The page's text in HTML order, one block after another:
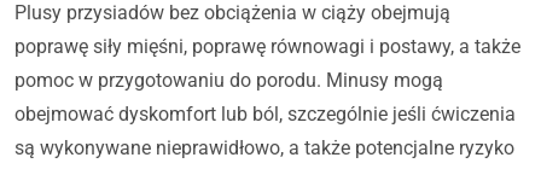
Plusy przysiadów bez obciążenia w ciąży obejmują
poprawę siły mięśni, poprawę równowagi i postawy, a także
pomoc w przygotowaniu do porodu. Minusy mogą
obejmować dyskomfort lub ból, szczególnie jeśli ćwiczenia
są wykonywane nieprawidłowo, a także potencjalne ryzyko